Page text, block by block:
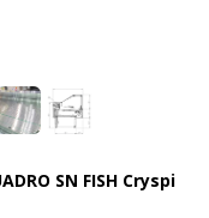
SN FISH Cryspi